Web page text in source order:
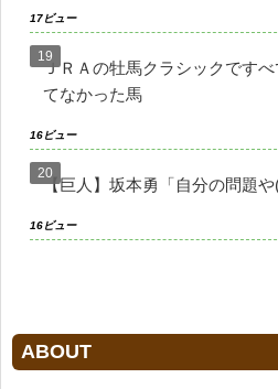
17ビュー
ＪＲＡの牡馬クラシックです
てなかった馬
16ビュー
【巨人】坂本勇「自分の問題や(
16ビュー
ABOUT